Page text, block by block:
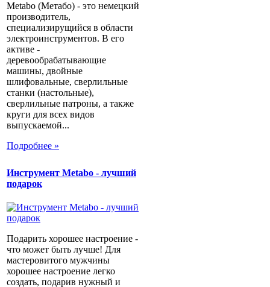
Metabo (Метабо) - это немецкий
производитель,
специализирущийся в области
электроинструментов. В его
активе -
деревообрабатывающие
машины, двойные
шлифовальные, сверлильные
станки (настольные),
сверлильные патроны, а также
круги для всех видов
выпускаемой...
Подробнее »
Инструмент Metabo - лучший
подарок
Подарить хорошее настроение -
что может быть лучше! Для
мастеровитого мужчины
хорошее настроение легко
создать, подарив нужный и